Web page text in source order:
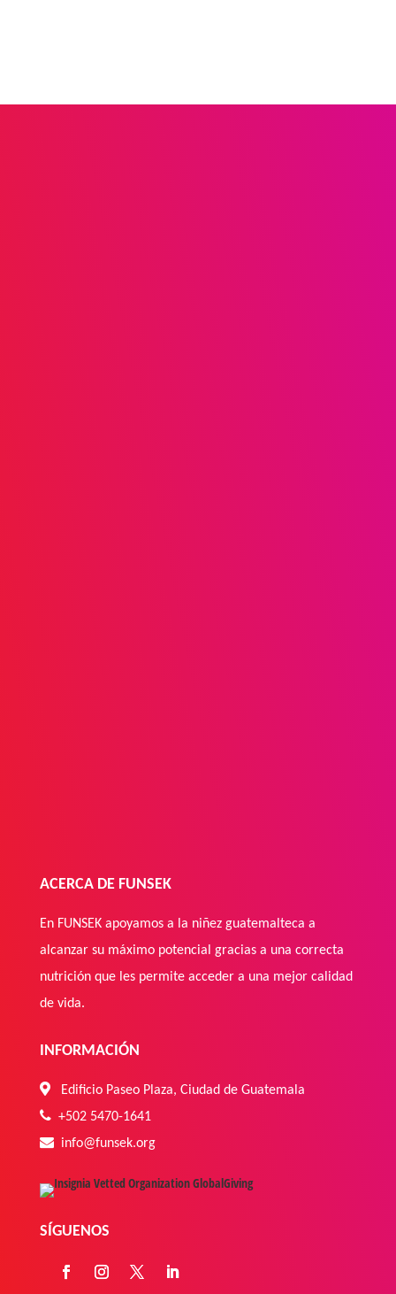
ACERCA DE FUNSEK
En FUNSEK apoyamos a la niñez guatemalteca a
alcanzar su máximo potencial gracias a una correcta
nutrición que les permite acceder a una mejor calidad
de vida.
INFORMACIÓN
Edificio Paseo Plaza, Ciudad de Guatemala
+502 5470-1641
info@funsek.org
SÍGUENOS